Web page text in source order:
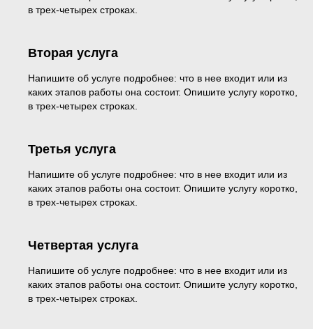
в трех-четырех строках.
Вторая услуга
Напишите об услуге подробнее: что в нее входит или из
каких этапов работы она состоит. Опишите услугу коротко,
в трех-четырех строках.
Третья услуга
Напишите об услуге подробнее: что в нее входит или из
каких этапов работы она состоит. Опишите услугу коротко,
в трех-четырех строках.
Четвертая услуга
Напишите об услуге подробнее: что в нее входит или из
каких этапов работы она состоит. Опишите услугу коротко,
в трех-четырех строках.